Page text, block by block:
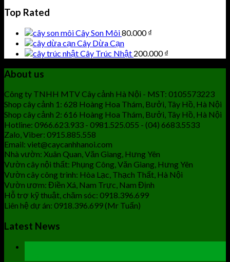
Top Rated
Cây Son Môi80.000₫
Cây Dừa Cạn
Cây Trúc Nhật 200.000₫
About us
Công ty TNHH MTV Cây cảnh Hà Nội - MST: 0105573223
Shop cây cảnh 1: 628 Hoàng Hoa Thám, Bưởi, Tây Hồ, Hà Nội
Shop cây cảnh 2: 616 Hoàng Hoa Thám, Bưởi, Tây Hồ, Hà Nội
Hotline: 0966.623.933 - 0981.525.055 - (04) 6683.5533
Zalo, Viber: 0915.885.558
Email: viet@caycanhhanoi.com
Nhà vườn: Xuân Quan, Văn Giang, Hưng Yên
Vườn cây nội thất: Phụng Công, Văn Giang, Hưng Yên
Vườn cây công trình: Hòa Lạc, Thạch Thất, Hà Nội
Vườn ươm: Điền Xá, Nam Trực, Nam Định
Hỗ trợ kỹ thuật, chăm sóc: 0918.396.699
Liên hệ dự án: 0918.396.699 (Mr Tuấn)
Latest News